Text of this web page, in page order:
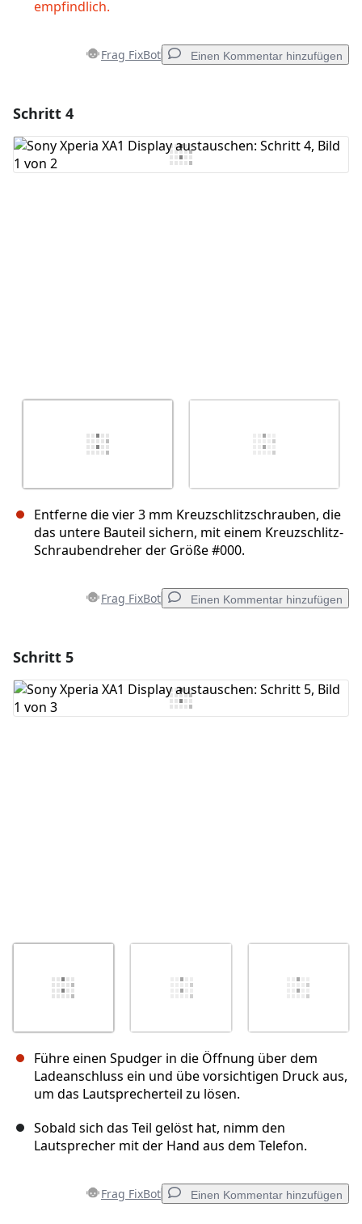
empfindlich.
Frag FixBot Einen Kommentar hinzufügen
Kommentar hinzufügen
Schritt 4
Entferne die vier 3 mm Kreuzschlitzschrauben, die
das untere Bauteil sichern, mit einem Kreuzschlitz-
Schraubendreher der Größe #000.
Frag FixBot Einen Kommentar hinzufügen
Kommentar hinzufügen
Schritt 5
Führe einen Spudger in die Öffnung über dem
Ladeanschluss ein und übe vorsichtigen Druck aus,
um das Lautsprecherteil zu lösen.
Sobald sich das Teil gelöst hat, nimm den
Lautsprecher mit der Hand aus dem Telefon.
Frag FixBot Einen Kommentar hinzufügen